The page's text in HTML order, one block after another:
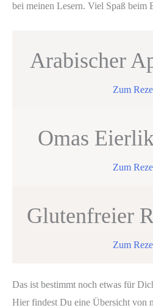
bei meinen Lesern. Viel Spaß beim
Arabischer
Zum
Omas
Zum
Glutenfreier
Zum
Das ist bestimmt noch etwas für
Hier findest Du eine Übersicht von